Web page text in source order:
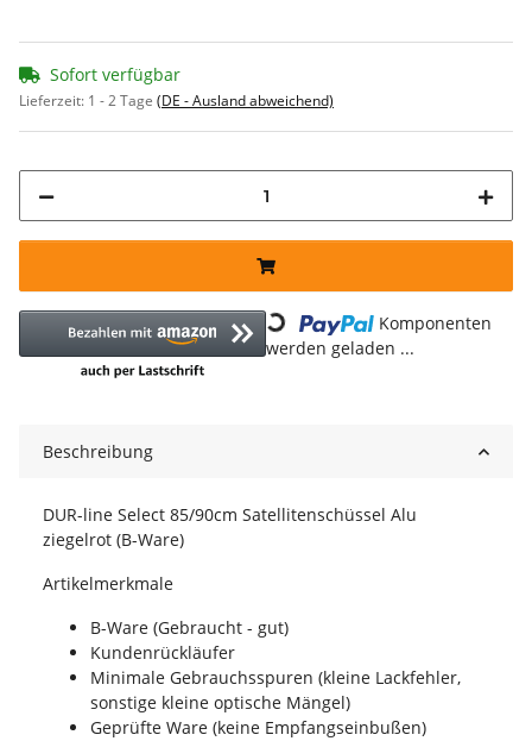
Sofort verfügbar
Lieferzeit: 1 - 2 Tage (DE - Ausland abweichend)
Loading...
Komponenten
werden geladen ...
Beschreibung
DUR-line Select 85/90cm Satellitenschüssel Alu
ziegelrot (B-Ware)
Artikelmerkmale
B-Ware (Gebraucht - gut)
Kundenrückläufer
Minimale Gebrauchsspuren (kleine Lackfehler,
sonstige kleine optische Mängel)
Geprüfte Ware (keine Empfangseinbußen)